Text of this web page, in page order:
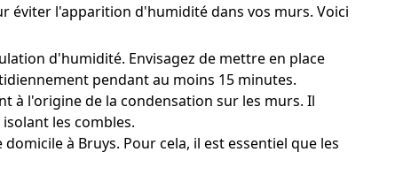
éviter l'apparition d'humidité dans vos murs. Voici
d'humidité. Envisagez de mettre en place
pendant au moins 15 minutes.
à l'origine de la condensation sur les murs. Il
les combles.
à Bruys. Pour cela, il est essentiel que les